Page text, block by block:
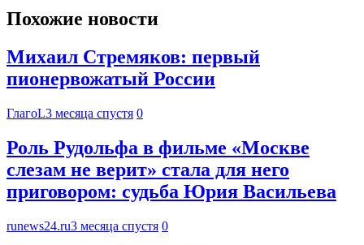
Похожие новости
Михаил Стремяков: первый
пионервожатый России
ГлагоL3 месяца спустя 0
Роль Рудольфа в фильме «Москве
слезам не верит» стала для него
приговором: судьба Юрия Васильева
runews24.ru3 месяца спустя 0